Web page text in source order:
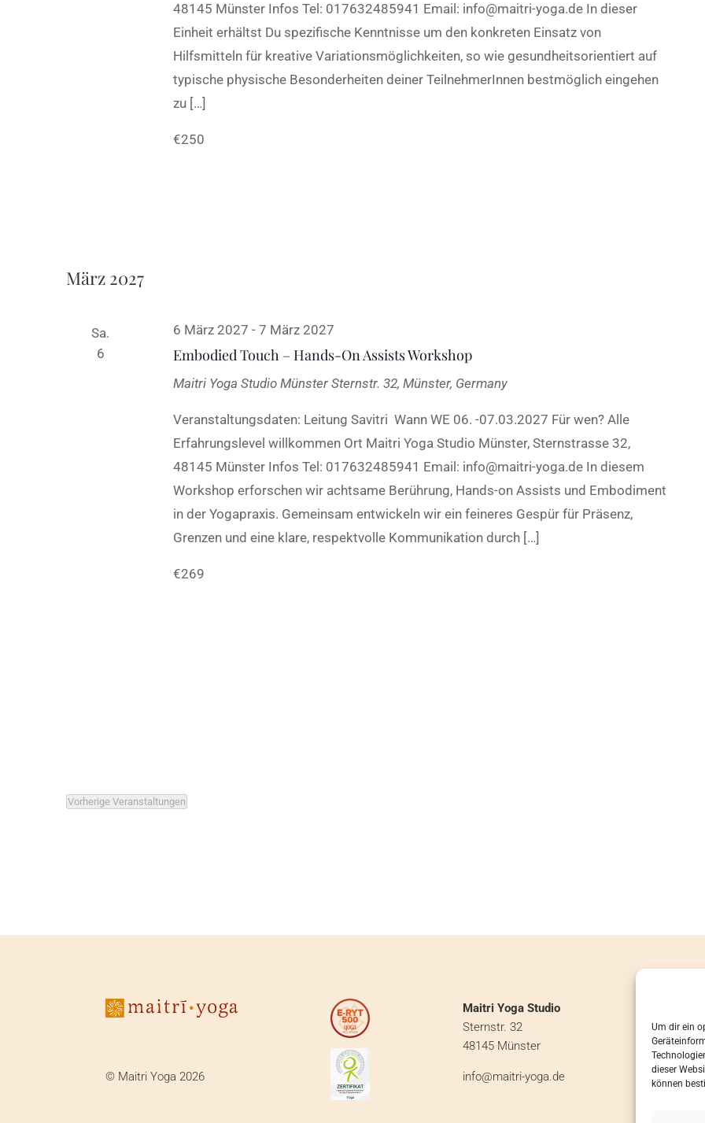
Um dir ein
dieser
können
48145 Münster Infos Tel: 017632485941 Email: info@maitri-yoga.de In dieser
Einheit erhältst Du spezifische Kenntnisse um den konkreten Einsatz von
Hilfsmitteln für kreative Variationsmöglichkeiten, so wie gesundheitsorientiert auf
typische physische Besonderheiten deiner TeilnehmerInnen bestmöglich eingehen
zu […]
€250
März 2027
Sa.
6
Embodied Touch – Hands-On Assists Workshop
6 März 2027 - 7 März 2027
Maitri Yoga Studio Münster Sternstr. 32, Münster, Germany
Veranstaltungsdaten: Leitung Savitri Wann WE 06. -07.03.2027 Für wen? Alle
Erfahrungslevel willkommen Ort Maitri Yoga Studio Münster, Sternstrasse 32,
48145 Münster Infos Tel: 017632485941 Email: info@maitri-yoga.de In diesem
Workshop erforschen wir achtsame Berührung, Hands-on Assists und Embodiment
in der Yogapraxis. Gemeinsam entwickeln wir ein feineres Gespür für Präsenz,
Grenzen und eine klare, respektvolle Kommunikation durch […]
€269
Vorherige Veranstaltungen
© Maitri Yoga 2026
Maitri Yoga Studio
Sternstr. 32
48145 Münster
info@maitri-yoga.de
COOKIE
AGB